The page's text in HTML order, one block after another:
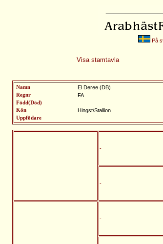
På
Visa stamtavla
Namn El Deree (DB)
Regnr
FA
Född(Död)
Kön
Hingst/Stallion
Uppfödare
-
-
-